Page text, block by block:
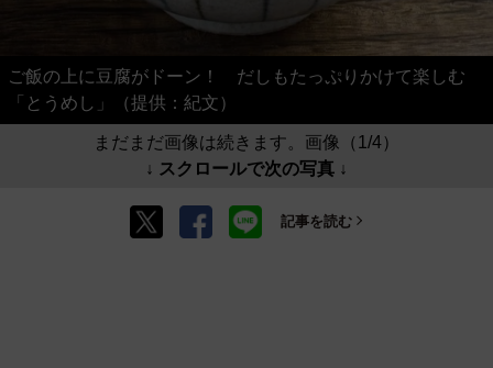
ご飯の上に豆腐がドーン！ だしもたっぷりかけて楽しむ
「とうめし」（提供：紀文）
まだまだ画像は続きます。画像（1/4）
↓ スクロールで次の写真 ↓
記事を読む